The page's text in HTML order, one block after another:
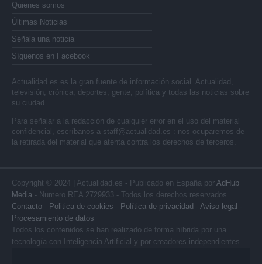
Quienes somos
Últimas Noticias
Señala una noticia
Síguenos en Facebook
Actualidad.es es la gran fuente de información social. Actualidad,
televisión, crónica, deportes, gente, política y todas las noticias sobre
su ciudad.
Para señalar a la redacción de cualquier error en el uso del material
confidencial, escríbanos a staff@actualidad.es : nos ocuparemos de
la retirada del material que atenta contra los derechos de terceros.
Copyright © 2024 | Actualidad.es - Publicado en España por AdHub
Media - Numero REA 2729933 - Todos los derechos reservados.
Contacto - Politica de cookies - Política de privacidad - Aviso legal -
Procesamiento de datos
Todos los contenidos se han realizado de forma híbrida por una
tecnología con Inteligencia Artificial y por creadores independientes